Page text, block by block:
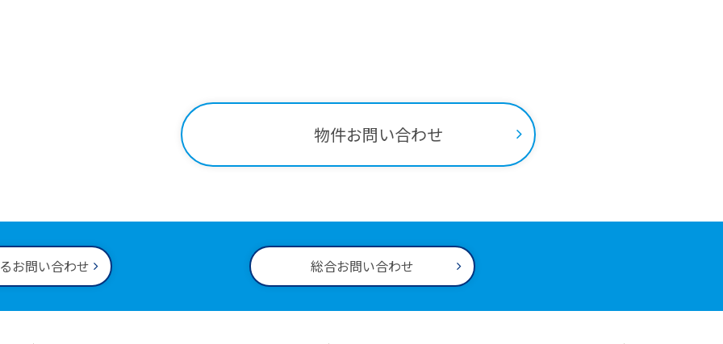
物件お問い合わせ
お問い合わせ 総合お問い合わせ